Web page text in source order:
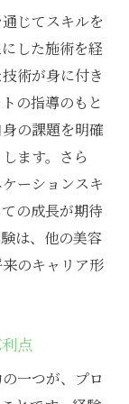
スタイル
ング
の成長
なスキル
グ技術
修
方法
ションス
町での成長
じてスキルを
した施術を経
術が身に付き
の指導のもと
の課題を明確
ます。さら
ーションスキ
の成長が期待
は、他の美容
のキャリア形
点
一つが、プロ